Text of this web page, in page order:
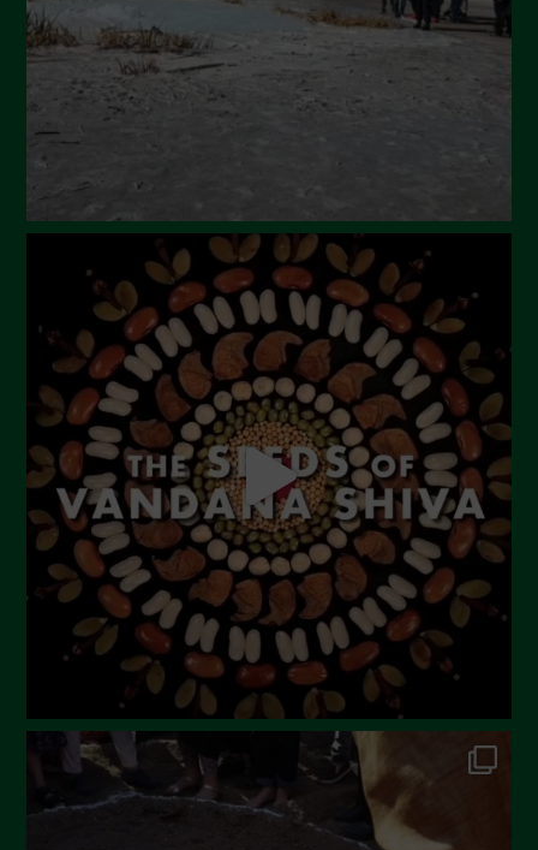
Aprile 2024
Marzo 2024
Febbraio 2024
Ottobre 2023
Settembre 2023
Agosto 2023
Luglio 2023
Giugno 2023
Maggio 2023
Aprile 2023
Marzo 2023
Febbraio 2023
Dicembre 2022
Novembre 2022
Ottobre 2022
Settembre 2022